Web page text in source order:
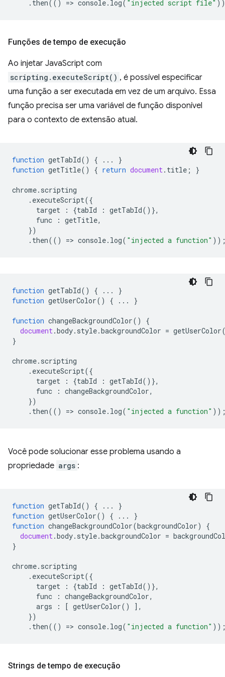
. then(() => console. log( "injected script file"
Funções de tempo de execução
Ao injetar JavaScript com
scripting.executeScript() , é possível especificar
uma função a ser executada em vez de um arquivo. Essa
função precisa ser uma variável de função disponível
para o contexto de extensão atual.
function getTabId() { ...
}
function getTitle() { return document. title ; }
chrome. scripting
. executeScript({
target
: {tabId : getTabId()},
func
: getTitle,
})
. then(() => console. log( "injected a function"
function getTabId() { ...
}
function getUserColor() { ... }
function changeBackgroundColor()
{
document.body. style.backgroundColor = getUserColor
}
chrome. scripting
. executeScript({
target
: {tabId : getTabId()},
func
: changeBackgroundColor,
})
. then(() => console. log( "injected a function"
Você pode solucionar esse problema usando a
propriedade args :
function getTabId() { ...
}
function getUserColor() { ...
}
function changeBackgroundColor(backgroundColor)
{
document.body. style.backgroundColor =
}
chrome. scripting
. executeScript({
target
: {tabId : getTabId()},
func
: changeBackgroundColor,
args
: [ getUserColor()
],
})
. then(() => console. log( "injected a function"
Strings de tempo de execução